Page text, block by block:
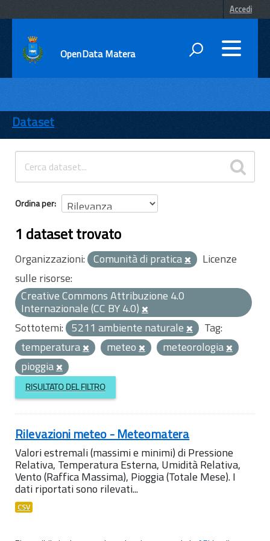
Accedi
OpenData Matera
ENTI
TEMI
INFORMAZIONI
Dataset
Ordina per
1 dataset trovato
Organizzazioni: Comunità di pratica
Licenze
sulle risorse:
Creative Commons Attribuzione 4.0
Internazionale (CC BY 4.0)
Sottotemi: 5211 ambiente naturale
Tag:
temperatura
meteo
meteorologia
pioggia
RISULTATO DEL FILTRO
Rilevazioni meteo - Meteomatera
Valori estremali (massimi e minimi) di Pressione
Relativa, Temperatura Esterna, Umidità Relativa,
Vento (Raffica Massima), Pioggia (Totale Mese). I
dati riportati sono rilevati...
CSV